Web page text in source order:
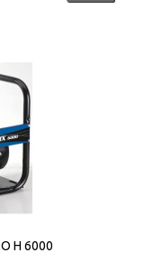
H 6000